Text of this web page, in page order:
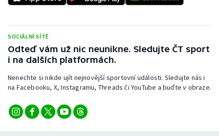
SOCIÁLNÍ SÍTĚ
Odteď vám už nic neunikne. Sledujte ČT sport
i na dalších platformách.
Nenechte si nikde ujít nejnovější sportovní události. Sledujte nás i
na Facebooku, X, Instagramu, Threads či YouTube a buďte v obraze.